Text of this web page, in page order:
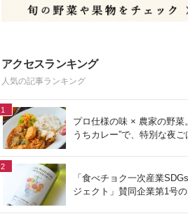
アクセスランキング
人気の記事ランキング
1
プロ仕様の味 × 農家の野菜
うちカレー”で、特別な夜ご
2
「食べチョク一次産業
ジェクト」賛同企業第1号の